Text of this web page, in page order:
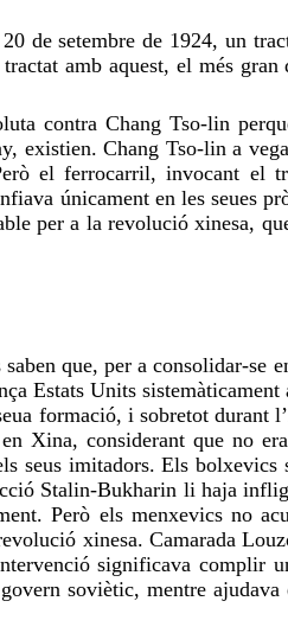
de setembre de 1924, un
amb aquest, el més gran
contra Chang Tso-lin
existien. Chang Tso-lin a
el ferrocarril, invocant el
únicament en les seues
per a la revolució xinesa,
que, per a consolidar-se
Estats Units sistemàticament
formació, i sobretot durant
Xina, considerant que no
seus imitadors. Els bolxevics
Stalin-Bukharin li haja
Però els menxevics no
xinesa. Camarada
significava complir
soviètic, mentre ajudava